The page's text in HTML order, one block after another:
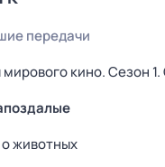
передачи
кино. Сезон 1.
животных